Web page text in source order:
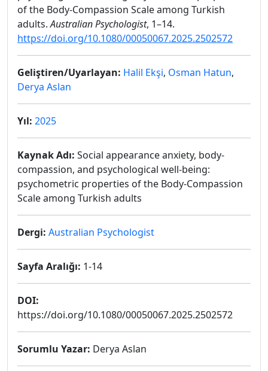
of the Body-Compassion Scale among Turkish
adults.Australian Psychologist, 1–14.
https://doi.org/10.1080/00050067.2025.2502572
Geliştiren/Uyarlayan: Halil Ekşi, Osman Hatun,
Derya Aslan
Yıl: 2025
Kaynak Adı: Social appearance anxiety, body-
compassion, and psychological well-being:
psychometric properties of the Body-Compassion
Scale among Turkish adults
Dergi: Australian Psychologist
Sayfa Aralığı: 1-14
DOI:
https://doi.org/10.1080/00050067.2025.2502572
Sorumlu Yazar: Derya Aslan